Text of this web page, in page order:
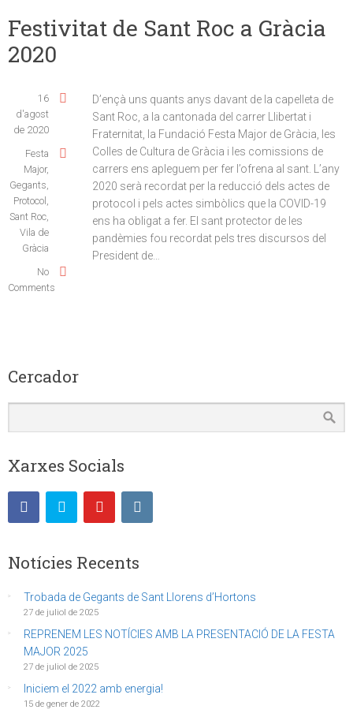
Festivitat de Sant Roc a Gràcia
2020
16
d'agost
de 2020
Festa
Major,
Gegants,
Protocol ,
Sant Roc,
Vila de
Gràcia
No
Comments
D’ençà uns quants anys davant de la capelleta de
Sant Roc, a la cantonada del carrer Llibertat i
Fraternitat, la Fundació Festa Major de Gràcia, les
Colles de Cultura de Gràcia i les comissions de
carrers ens apleguem per fer l’ofrena al sant. L’any
2020 serà recordat per la reducció dels actes de
protocol i pels actes simbòlics que la COVID-19
ens ha obligat a fer. El sant protector de les
pandèmies fou recordat pels tres discursos del
President de…
Cercador
Xarxes Socials
Notícies Recents
Trobada de Gegants de Sant Llorens d’Hortons
27 de juliol de 2025
REPRENEM LES NOTÍCIES AMB LA PRESENTACIÓ DE LA FESTA
MAJOR 2025
27 de juliol de 2025
Iniciem el 2022 amb energia!
15 de gener de 2022